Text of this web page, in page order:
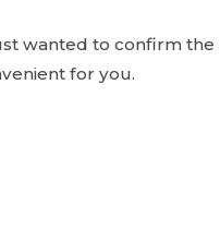
wanted to confirm the
for you.